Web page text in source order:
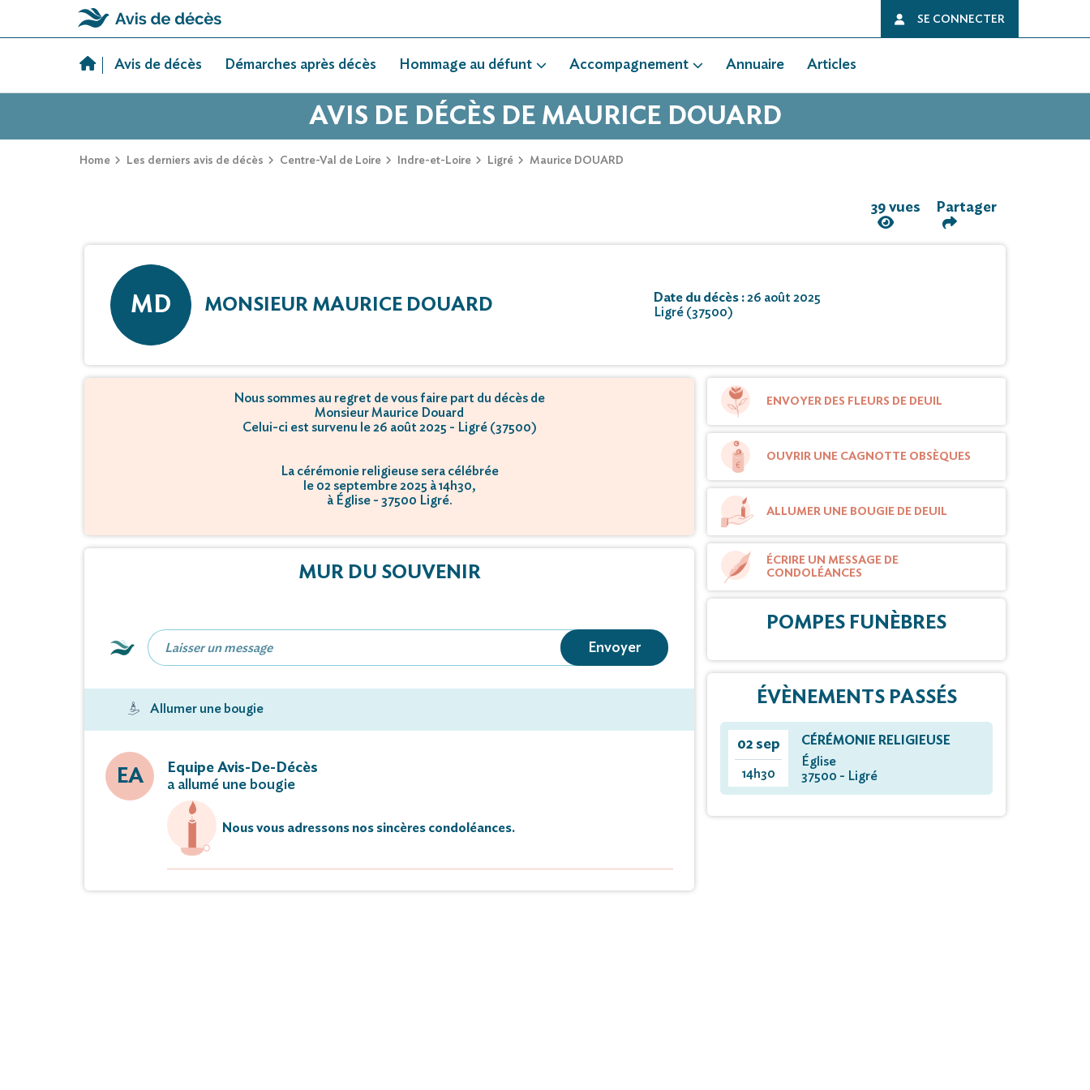
SE CONNECTER
Avis de décès Démarches après décès Hommage au défunt Accompagnement Annuaire Articles
AVIS DE DÉCÈS DE MAURICE DOUARD
Home Les derniers avis de décès Centre-Val de Loire Indre-et-Loire Ligré Maurice DOUARD
39 vues Partager
MD MONSIEUR MAURICE DOUARD Date du décès :26 août 2025
Ligré (37500)
Nous sommes au regret de vous faire part du décès de
Monsieur Maurice Douard
Celui-ci est survenu le 26 août 2025 - Ligré (37500)
La cérémonie religieuse sera célébrée
le 02 septembre 2025 à 14h30,
à Église - 37500 Ligré.
MUR DU SOUVENIR
Envoyer
Allumer une bougie
EA
Equipe Avis-De-Décès
a allumé une bougie
Nous vous adressons nos sincères condoléances.
ENVOYER DES FLEURS DE DEUIL
OUVRIR UNE CAGNOTTE OBSÈQUES
ALLUMER UNE BOUGIE DE DEUIL
ÉCRIRE UN MESSAGE DE
CONDOLÉANCES
POMPES FUNÈBRES
ÉVÈNEMENTS PASSÉS
02 sep
14h30
CÉRÉMONIE RELIGIEUSE
Église
37500 - Ligré